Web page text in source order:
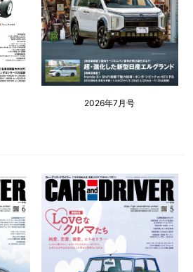
2026年7月号